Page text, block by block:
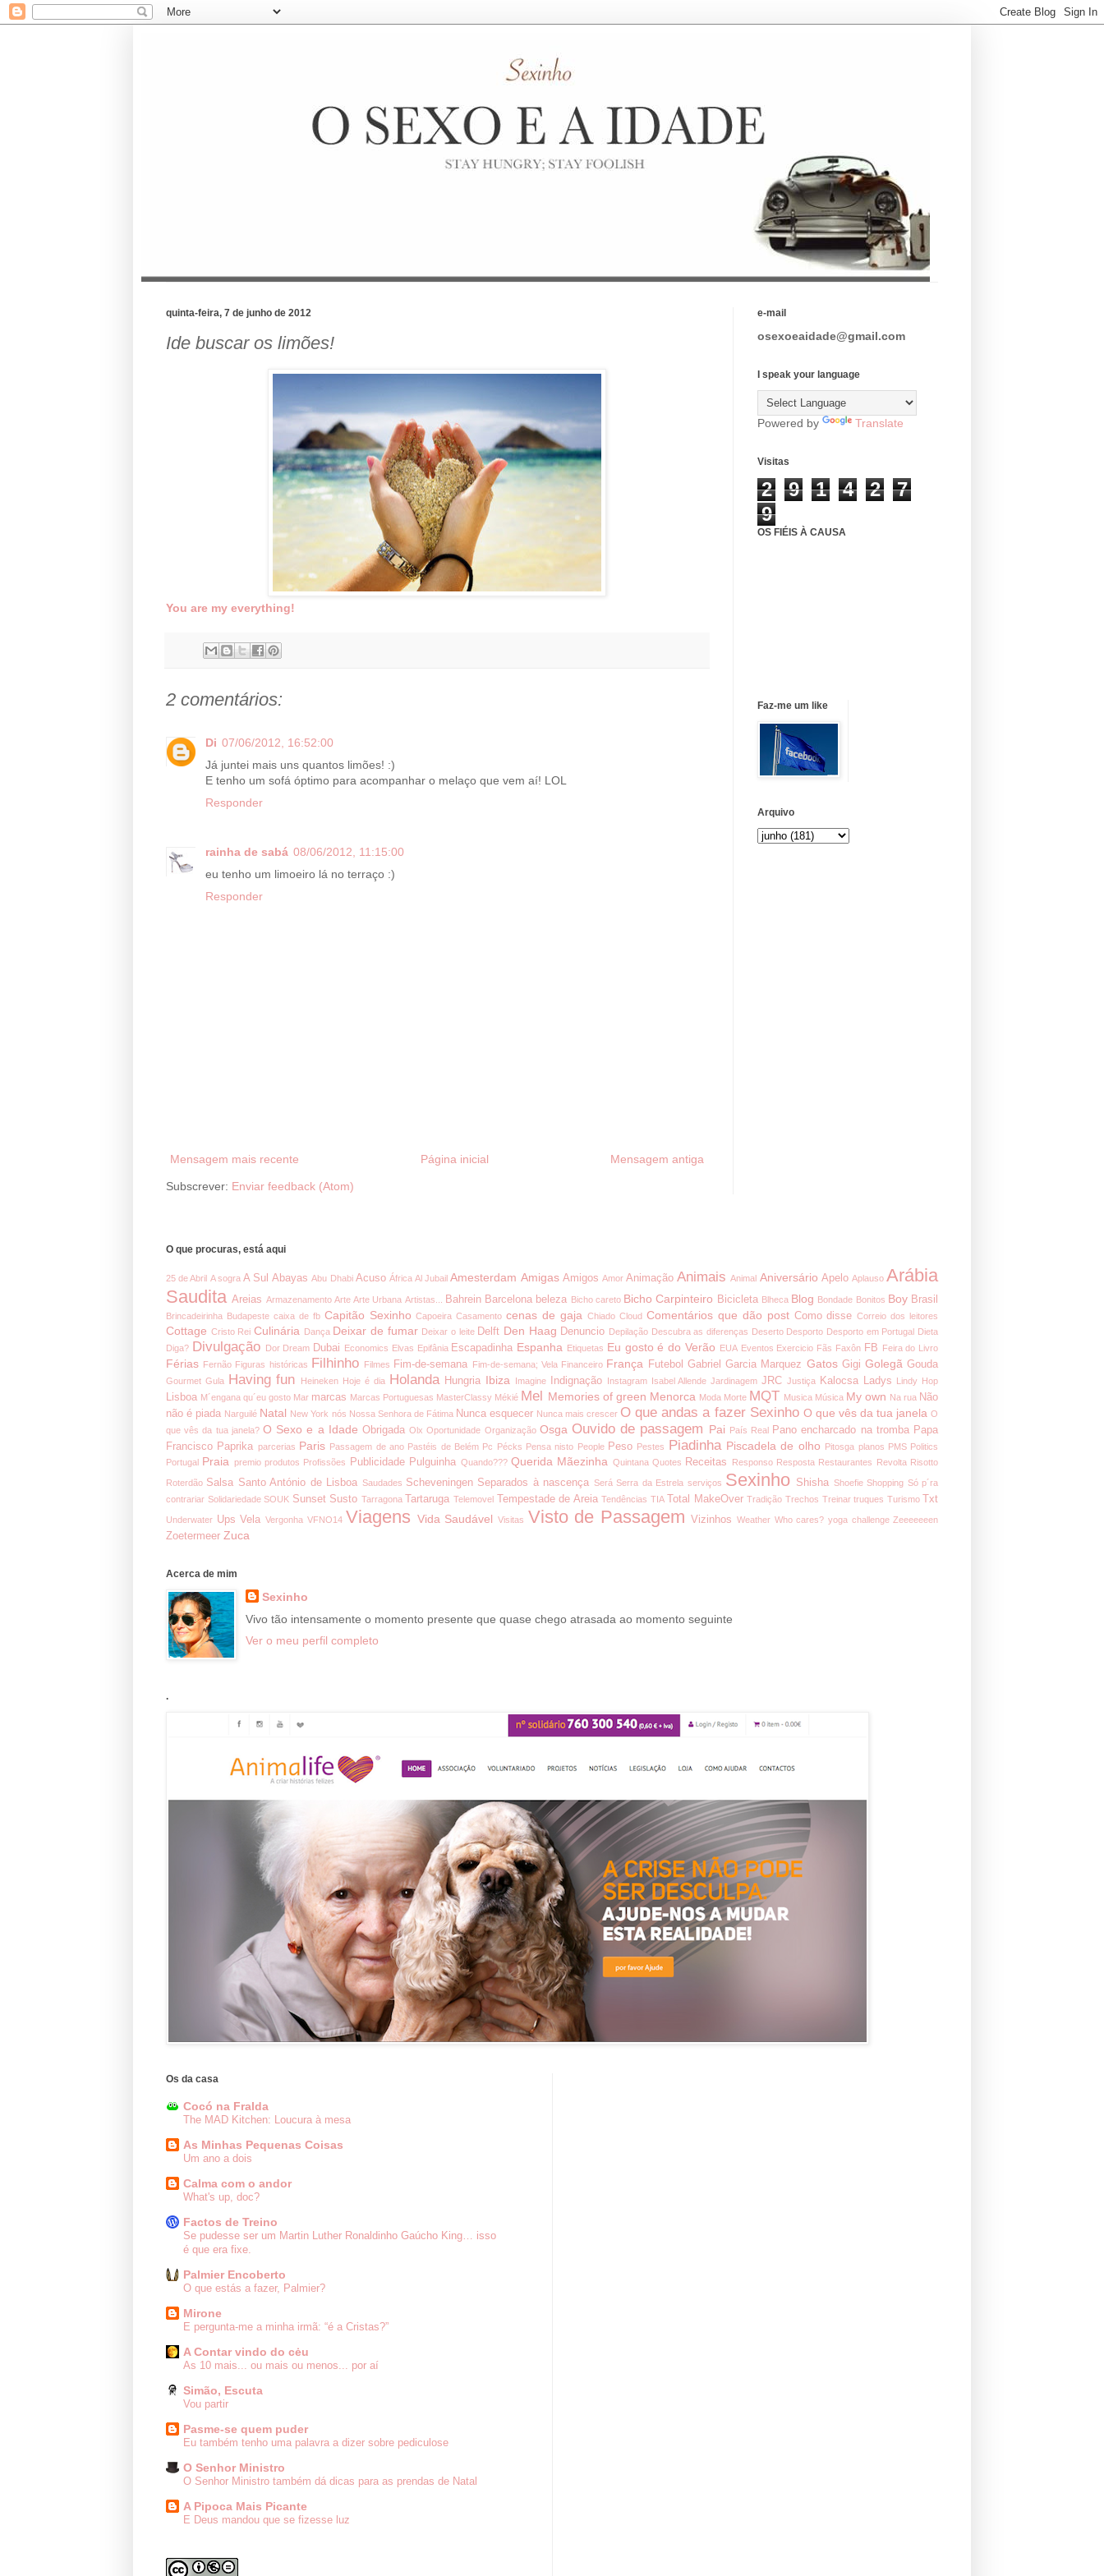
quinta-feira, 7 de junho de 2012
Ide buscar os limões!
You are my everything!
2 comentários:
Di 07/06/2012, 16:52:00
Já juntei mais uns quantos limões! :)
E tenho um sofá óptimo para acompanhar o melaço que vem aí! LOL
Responder
rainha de sabá 08/06/2012, 11:15:00
eu tenho um limoeiro lá no terraço :)
Responder
Mensagem mais recente Mensagem antiga
Página inicial
Subscrever: Enviar feedback (Atom)
e-mail
osexoeaidade@gmail.com
I speak your language
Powered by Translate
Visitas
2 9 1 4 2
7
9
OS FIÉIS À CAUSA
Faz-me um like
Arquivo
O que procuras, está aqui
25 de Abril A sogra A Sul Abayas Abu Dhabi Acuso África Al Jubail Amesterdam Amigas Amigos Amor Animação Animais Animal Aniversário Apelo Aplauso Arábia
Saudita Areias Armazenamento Arte Arte Urbana Artistas... Bahrein Barcelona beleza Bicho careto Bicho Carpinteiro Bicicleta Blheca Blog Bondade Bonitos Boy Brasil
Brincadeirinha Budapeste caixa de fb Capitão Sexinho Capoeira Casamento cenas de gaja Chiado Cloud Comentários que dão post Como disse Correio dos leitores
Cottage Cristo Rei Culinária Dança Deixar de fumar Deixar o leite Delft Den Haag Denuncio Depilação Descubra as diferenças Deserto Desporto Desporto em Portugal Dieta
Diga? Divulgação Dor Dream Dubai Economics Elvas Epifânia Escapadinha Espanha Etiquetas Eu gosto é do Verão EUA Eventos Exercicio Fãs Faxôn FB Feira do Livro
Férias Fernão Figuras históricas Filhinho Filmes Fim-de-semana Fim-de-semana; Vela Financeiro França Futebol Gabriel Garcia Marquez Gatos Gigi Golegã Gouda
Gourmet Gula Having fun Heineken Hoje é dia Holanda Hungria Ibiza Imagine Indignação Instagram Isabel Allende Jardinagem JRC Justiça Kalocsa Ladys Lindy Hop
Lisboa M´engana qu´eu gosto Mar marcas Marcas Portuguesas MasterClassy Mékié Mel Memories of green Menorca Moda Morte MQT Musica Música My own Na rua Não
não é piada Narguilé Natal New York nós Nossa Senhora de Fátima Nunca esquecer Nunca mais crescer O que andas a fazer Sexinho O que vês da tua janela O
que vês da tua janela? O Sexo e a Idade Obrigada Olx Oportunidade Organização Osga Ouvido de passagem Pai País Real Pano encharcado na tromba Papa
Francisco Paprika parcerias Paris Passagem de ano Pastéis de Belém Pc Pécks Pensa nisto People Peso Pestes Piadinha Piscadela de olho Pitosga planos PMS Politics
Portugal Praia premio produtos Profissões Publicidade Pulguinha Quando??? Querida Mãezinha Quintana Quotes Receitas Responso Resposta Restaurantes Revolta Risotto
Roterdão Salsa Santo António de Lisboa Saudades Scheveningen Separados à nascença Será Serra da Estrela serviços Sexinho Shisha Shoefie Shopping Só p´ra
contrariar Solidariedade SOUK Sunset Susto Tarragona Tartaruga Telemovel Tempestade de Areia Tendências TIA Total MakeOver Tradição Trechos Treinar truques Turismo Txt
Underwater Ups Vela Vergonha VFNO14 Viagens Vida Saudável Visitas Visto de Passagem Vizinhos Weather Who cares? yoga challenge Zeeeeeeen
Zoetermeer Zuca
Acerca de mim
Sexinho
Vivo tão intensamente o momento presente que quase chego atrasada ao momento seguinte
Ver o meu perfil completo
.
Os da casa
Cocó na Fralda
The MAD Kitchen: Loucura à mesa
As Minhas Pequenas Coisas
Um ano a dois
Calma com o andor
What's up, doc?
Factos de Treino
Se pudesse ser um Martin Luther Ronaldinho Gaúcho King… isso
é que era fixe.
Palmier Encoberto
O que estás a fazer, Palmier?
Mirone
E pergunta-me a minha irmã: “é a Cristas?”
A Contar vindo do cėu
As 10 mais... ou mais ou menos... por aí
Simão, Escuta
Vou partir
Pasme-se quem puder
Eu também tenho uma palavra a dizer sobre pediculose
O Senhor Ministro
O Senhor Ministro também dá dicas para as prendas de Natal
A Pipoca Mais Picante
E Deus mandou que se fizesse luz